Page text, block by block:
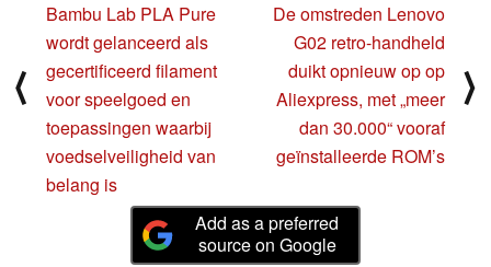
⟨
Bambu Lab PLA Pure
wordt gelanceerd als
gecertificeerd filament
voor speelgoed en
toepassingen waarbij
voedselveiligheid van
belang is
De omstreden Lenovo
G02 retro-handheld
duikt opnieuw op op
Aliexpress, met „meer
dan 30.000“ vooraf
geïnstalleerde ROM’s
⟩
Add as a preferred
source on Google